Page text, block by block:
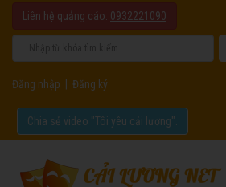
Liên hệ quảng cáo: 0932221090
Đăng nhập Đăng ký
Chia sẻ video "Tôi yêu cải lương".